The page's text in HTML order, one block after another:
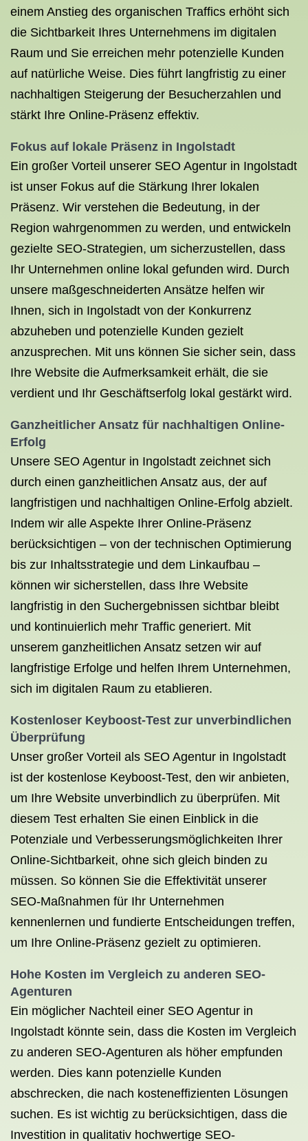
einem Anstieg des organischen Traffics erhöht sich
die Sichtbarkeit Ihres Unternehmens im digitalen
Raum und Sie erreichen mehr potenzielle Kunden
auf natürliche Weise. Dies führt langfristig zu einer
nachhaltigen Steigerung der Besucherzahlen und
stärkt Ihre Online-Präsenz effektiv.
Fokus auf lokale Präsenz in Ingolstadt
Ein großer Vorteil unserer SEO Agentur in Ingolstadt
ist unser Fokus auf die Stärkung Ihrer lokalen
Präsenz. Wir verstehen die Bedeutung, in der
Region wahrgenommen zu werden, und entwickeln
gezielte SEO-Strategien, um sicherzustellen, dass
Ihr Unternehmen online lokal gefunden wird. Durch
unsere maßgeschneiderten Ansätze helfen wir
Ihnen, sich in Ingolstadt von der Konkurrenz
abzuheben und potenzielle Kunden gezielt
anzusprechen. Mit uns können Sie sicher sein, dass
Ihre Website die Aufmerksamkeit erhält, die sie
verdient und Ihr Geschäftserfolg lokal gestärkt wird.
Ganzheitlicher Ansatz für nachhaltigen Online-
Erfolg
Unsere SEO Agentur in Ingolstadt zeichnet sich
durch einen ganzheitlichen Ansatz aus, der auf
langfristigen und nachhaltigen Online-Erfolg abzielt.
Indem wir alle Aspekte Ihrer Online-Präsenz
berücksichtigen – von der technischen Optimierung
bis zur Inhaltsstrategie und dem Linkaufbau –
können wir sicherstellen, dass Ihre Website
langfristig in den Suchergebnissen sichtbar bleibt
und kontinuierlich mehr Traffic generiert. Mit
unserem ganzheitlichen Ansatz setzen wir auf
langfristige Erfolge und helfen Ihrem Unternehmen,
sich im digitalen Raum zu etablieren.
Kostenloser Keyboost-Test zur unverbindlichen
Überprüfung
Unser großer Vorteil als SEO Agentur in Ingolstadt
ist der kostenlose Keyboost-Test, den wir anbieten,
um Ihre Website unverbindlich zu überprüfen. Mit
diesem Test erhalten Sie einen Einblick in die
Potenziale und Verbesserungsmöglichkeiten Ihrer
Online-Sichtbarkeit, ohne sich gleich binden zu
müssen. So können Sie die Effektivität unserer
SEO-Maßnahmen für Ihr Unternehmen
kennenlernen und fundierte Entscheidungen treffen,
um Ihre Online-Präsenz gezielt zu optimieren.
Hohe Kosten im Vergleich zu anderen SEO-
Agenturen
Ein möglicher Nachteil einer SEO Agentur in
Ingolstadt könnte sein, dass die Kosten im Vergleich
zu anderen SEO-Agenturen als höher empfunden
werden. Dies kann potenzielle Kunden
abschrecken, die nach kosteneffizienten Lösungen
suchen. Es ist wichtig zu berücksichtigen, dass die
Investition in qualitativ hochwertige SEO-